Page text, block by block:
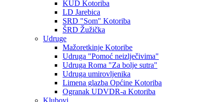
KUD Kotoriba
LD Jarebica
SRD "Som" Kotoriba
ŠRD Žužička
Udruge
Mažoretkinje Kotoribe
Udruga "Pomoć neizlječivima"
Udruga Roma "Za bolje sutra"
Udruga umirovljenika
Limena glazba Općine Kotoriba
Ogranak UDVDR-a Kotoriba
Klubovi